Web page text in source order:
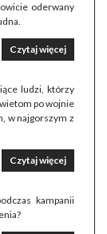
oderwany
Czytaj więcej
ludzi, którzy
po wojnie
w najgorszym z
Czytaj więcej
kampanii